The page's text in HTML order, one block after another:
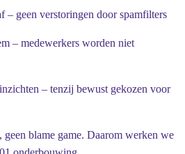
– geen verstoringen door spamfilters
– medewerkers worden niet
– tenzij bewust gekozen voor
blame game. Daarom werken we